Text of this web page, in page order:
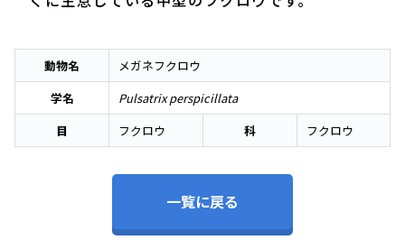
動物名
メガネフクロウ
学名
Pulsatrix perspicillata
目
フクロウ 科 フクロウ
一覧に戻る